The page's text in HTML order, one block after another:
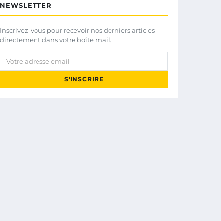
NEWSLETTER
Inscrivez-vous pour recevoir nos derniers articles
directement dans votre boîte mail.
Votre adresse email
S'INSCRIRE